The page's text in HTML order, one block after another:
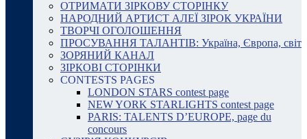
ОТРИМАТИ ЗІРКОВУ СТОРІНКУ
НАРОДНИЙ АРТИСТ АЛЕЇ ЗІРОК УКРАЇНИ
ТВОРЧІ ОГОЛОШЕННЯ
ПРОСУВАННЯ ТАЛАНТІВ: Україна, Європа, світ
ЗОРЯНИЙ КАНАЛ
ЗІРКОВІ СТОРІНКИ
CONTESTS PAGES
LONDON STARS contest page
NEW YORK STARLIGHTS contest page
PARIS: TALENTS D’EUROPE, page du
concours